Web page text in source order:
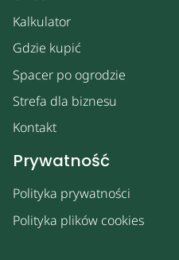
Kalkulator
Gdzie kupić
Spacer po ogrodzie
Strefa dla biznesu
Kontakt
Prywatność
Polityka prywatności
Polityka plików cookies